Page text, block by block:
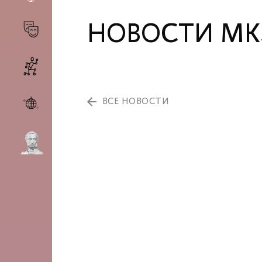
НОВОСТИ
ВСЕ НОВОСТИ